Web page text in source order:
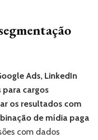
Ads, LinkedIn
para cargos
os resultados com
de mídia paga
com dados